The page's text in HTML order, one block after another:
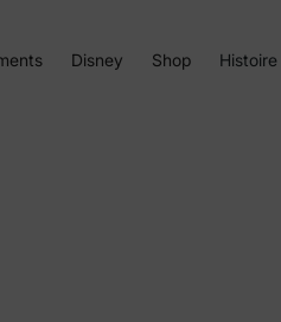
Disney Shop Histoire